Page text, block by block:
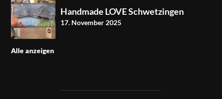
Handmade LOVE Schwetzingen
17. November 2025
Alle anzeigen